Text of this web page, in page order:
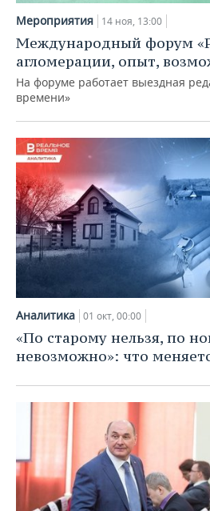
Мероприятия 14 ноя, 13:00
Международный форум
агломерации, опыт,
На форуме работает выездная
времени»
Аналитика 01 окт, 00:00
«По старому нельзя, по
невозможно»: что